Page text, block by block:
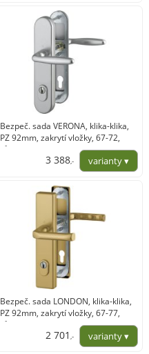
2 422,50
Bezpeč. sada VERONA, klika-klika,
PZ 92mm, zakrytí vložky, 67-72,
různé barvy ve variantách
3 388,-
Bezpeč. sada LONDON, klika-klika,
PZ 92mm, zakrytí vložky, 67-77,
různé barvy ve variantách
2 701 ,-